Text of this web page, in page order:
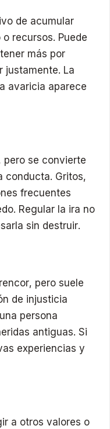
de acumular
recursos. Puede
más por
justamente. La
avaricia aparece
pero se convierte
conducta. Gritos,
frecuentes
Regular la ira no
sin destruir.
pero suele
de injusticia
persona
antiguas. Si
experiencias y
a otros valores o